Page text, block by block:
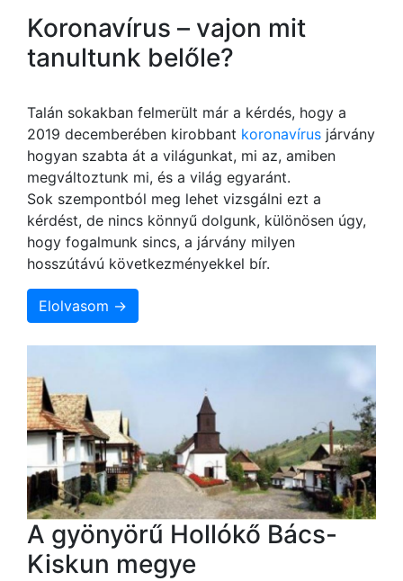
Koronavírus – vajon mit
tanultunk belőle?
Talán sokakban felmerült már a kérdés, hogy a
2019 decemberében kirobbant koronavírus járvány
hogyan szabta át a világunkat, mi az, amiben
megváltoztunk mi, és a világ egyaránt.
Sok szempontból meg lehet vizsgálni ezt a
kérdést, de nincs könnyű dolgunk, különösen úgy,
hogy fogalmunk sincs, a járvány milyen
hosszútávú következményekkel bír.
Elolvasom →
A gyönyörű Hollókő Bács-
Kiskun megye